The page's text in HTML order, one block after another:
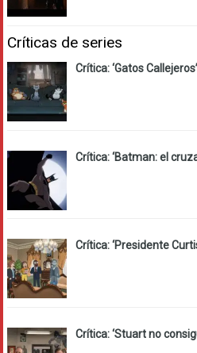
Críticas de series
Crítica: ‘Gatos Callejeros’
Crítica: ‘Batman: el
Crítica: ‘Presidente
Crítica: ‘Stuart no